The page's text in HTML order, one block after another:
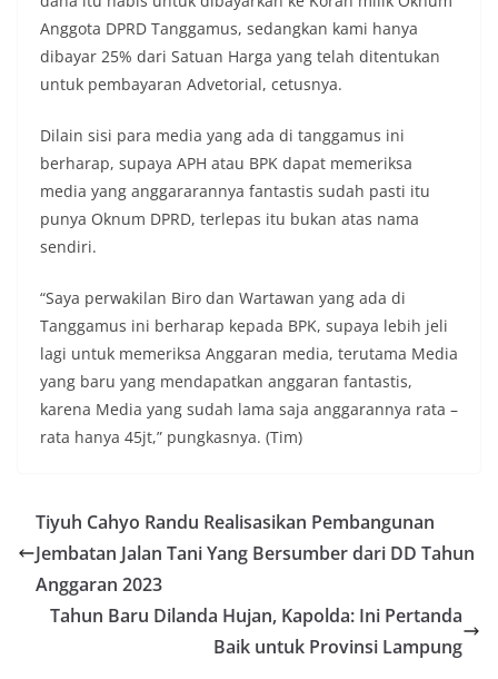
Anggota DPRD Tanggamus, sedangkan kami hanya
dibayar 25% dari Satuan Harga yang telah ditentukan
untuk pembayaran Advetorial, cetusnya.
Dilain sisi para media yang ada di tanggamus ini
berharap, supaya APH atau BPK dapat memeriksa
media yang anggararannya fantastis sudah pasti itu
punya Oknum DPRD, terlepas itu bukan atas nama
sendiri.
“Saya perwakilan Biro dan Wartawan yang ada di
Tanggamus ini berharap kepada BPK, supaya lebih jeli
lagi untuk memeriksa Anggaran media, terutama Media
yang baru yang mendapatkan anggaran fantastis,
karena Media yang sudah lama saja anggarannya rata –
rata hanya 45jt,” pungkasnya. (Tim)
Tiyuh Cahyo Randu Realisasikan Pembangunan
Jembatan Jalan Tani Yang Bersumber dari DD Tahun
Anggaran 2023
Tahun Baru Dilanda Hujan, Kapolda: Ini Pertanda
Baik untuk Provinsi Lampung